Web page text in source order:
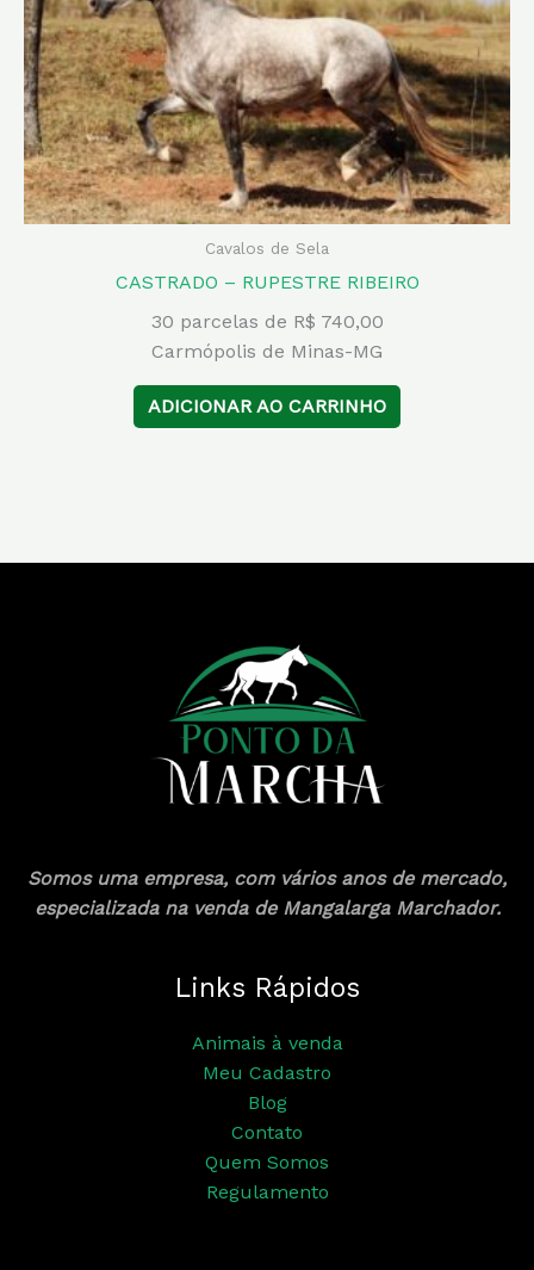
Cavalos de Sela
CASTRADO – RUPESTRE RIBEIRO
30 parcelas de R$ 740,00
Carmópolis de Minas-MG
ADICIONAR AO CARRINHO
Somos uma empresa, com vários anos de mercado,
especializada na venda de Mangalarga Marchador.
Links Rápidos
Animais à venda
Meu Cadastro
Blog
Contato
Quem Somos
Regulamento